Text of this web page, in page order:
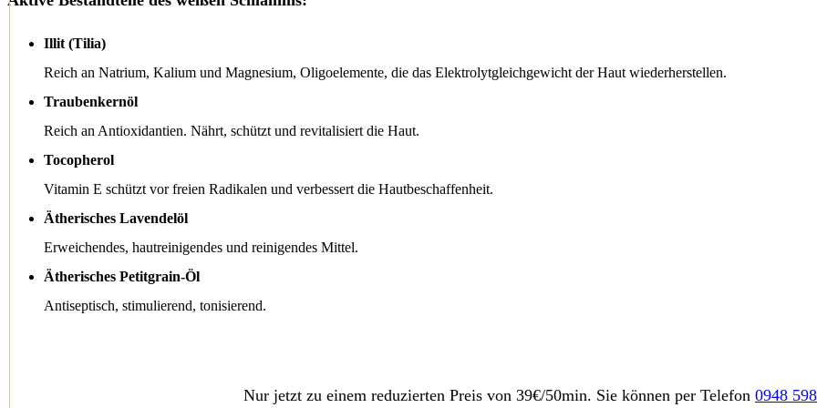
Illit (Tilia)
Reich an Natrium, Kalium und Magnesium, Oligoelemente, die das Elektrolytgleichgewicht der Haut wiederherstellen.
Traubenkernöl
Reich an Antioxidantien. Nährt, schützt und revitalisiert die Haut.
Tocopherol
Vitamin E schützt vor freien Radikalen und verbessert die Hautbeschaffenheit.
Ätherisches Lavendelöl
Erweichendes, hautreinigendes und reinigendes Mittel.
Ätherisches Petitgrain-Öl
Antiseptisch, stimulierend, tonisierend.
Nur jetzt zu einem reduzierten Preis von 39€/50min. Sie können per Telefon 0948